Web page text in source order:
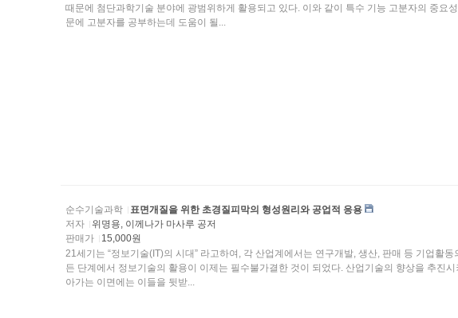
때문에 첨단과학기술 분야에 광범위하게 활용되고 있다. 이와 같이 특수 기능 고분자의 중요성 때
문에 고분자를 공부하는데 도움이 될...
순수기술과학
표면개질을 위한 초경질피막의 형성원리와 공업적 응용
저자
위명용, 이께나가 마사루 공저
판매가
15,000원
21세기는 “정보기술(IT)의 시대” 라고하여, 각 산업계에서는 연구개발, 생산, 판매 등 기업활동의 모
든 단계에서 정보기술의 활용이 이제는 필수불가결한 것이 되었다. 산업기술의 향상을 추진시켜 나
아가는 이면에는 이들을 뒷받...